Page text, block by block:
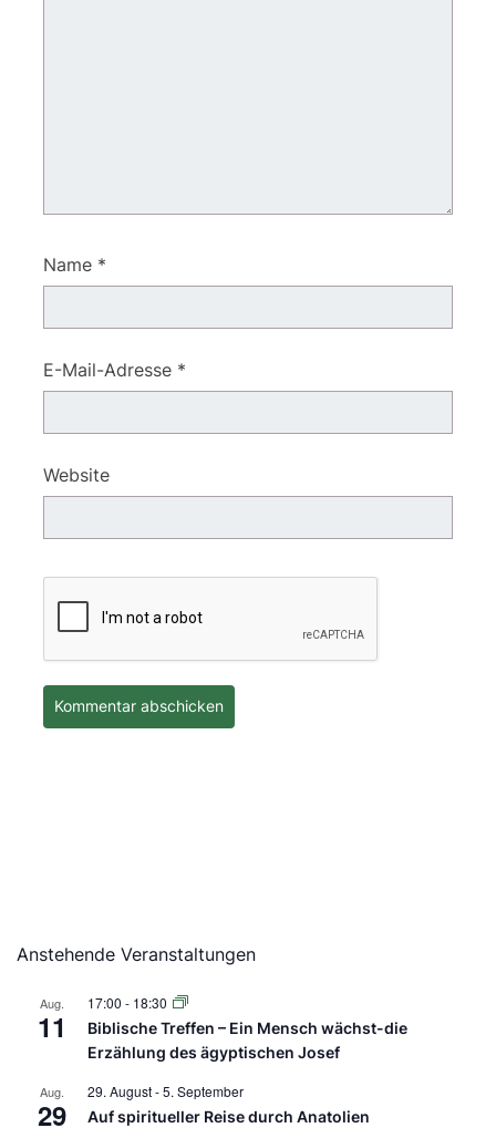
Name *
E-Mail-Adresse *
Website
Anstehende Veranstaltungen
Aug.
11
17:00 - 18:30
Biblische Treffen – Ein Mensch wächst-die
Erzählung des ägyptischen Josef
Aug.
29
29. August-5. September
Auf spiritueller Reise durch Anatolien